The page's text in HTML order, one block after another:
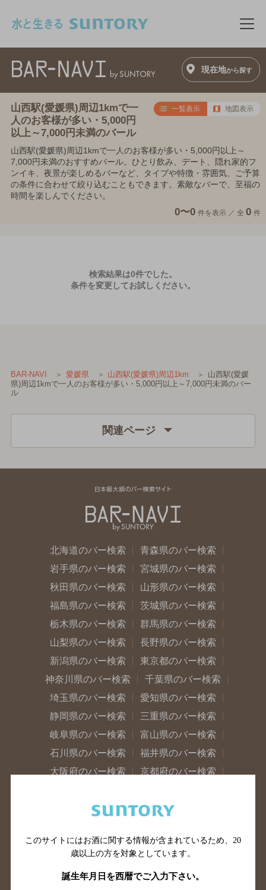
メ
現在地から探す
山西駅(愛媛県)周辺1kmで一
人のお客様が多い・5,000円
以上～7,000円未満のバール
一覧表示 地図表示
山西駅(愛媛県)周辺1kmで一人のお客様が多い・5,000円以上～
7,000円未満のおすすめバール。ひとり飲み、デート、隠れ家的フ
ンイキ、夜景が楽しめるバーなど、タイプや特徴・雰囲気、ご予算
の条件に合わせて絞り込むこともできます。素敵なバーで、至福の
時間を楽しんでください。
0〜0 件を表示 ／ 全 0 件
検索結果は0件でした。
条件を変更してお試しください。
BAR-NAVI 愛媛県 山西駅(愛媛県)周辺1km
山西駅(愛媛
県)周辺1kmで一人のお客様が多い・5,000円以上～7,000円未満のバー
ル
関連ページ
北海道のバー検索
青森県のバー検索
岩手県のバー検索
宮城県のバー検索
秋田県のバー検索
山形県のバー検索
福島県のバー検索
茨城県のバー検索
栃木県のバー検索
群馬県のバー検索
山梨県のバー検索
長野県のバー検索
新潟県のバー検索
東京都のバー検索
神奈川県のバー検索
千葉県のバー検索
埼玉県のバー検索
愛知県のバー検索
静岡県のバー検索
三重県のバー検索
岐阜県のバー検索
富山県のバー検索
石川県のバー検索
福井県のバー検索
大阪府のバー検索
京都府のバー検索
滋賀県のバー検索
和歌山県のバー検索
山口県のバー検索
鳥取県のバー検索
香川県のバー検索
愛媛県のバー検索
このサイトにはお酒に関する情報が含まれているため、 20
歳以上の方を対象としています。
誕生年月日を西暦でご入力下さい。